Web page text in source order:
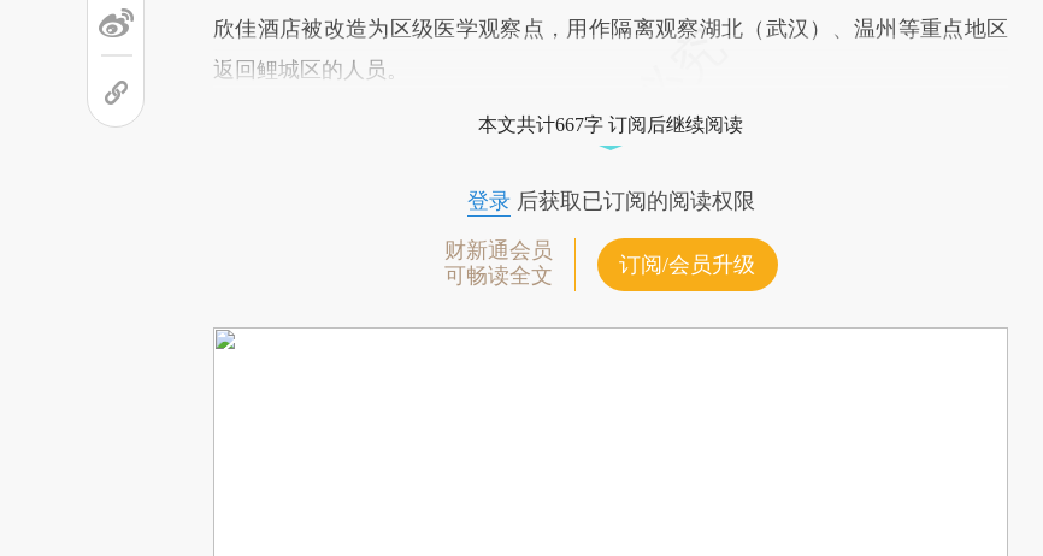
欣佳酒店被改造为区级医学观察点，用作隔离观察湖北（武汉）、温州等重点地区
返回鲤城区的人员。
本文共计667字 订阅后继续阅读
登录后获取已订阅的阅读权限
财新通会员
可畅读全文
订阅/会员升级